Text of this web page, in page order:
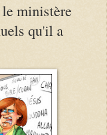
ministère
qu'il a